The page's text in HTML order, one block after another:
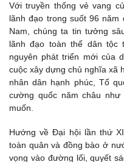
Với truyền thống vẻ vang
lãnh đạo trong suốt 96 năm
Nam, chúng ta tin tưởng
lãnh đạo toàn thể dân
nguyên phát triển mới của
cuộc xây dựng chủ nghĩa xã
nhân dân hạnh phúc, Tổ
cường quốc năm châu
muốn.
Hướng về Đại hội lần thứ
toàn quân và đồng bào ở
vọng vào đường lối, quyết